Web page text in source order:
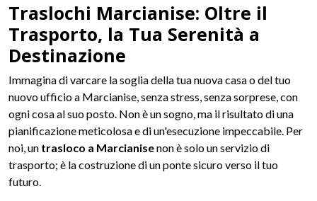
Traslochi Marcianise: Oltre il
Trasporto, la Tua Serenità a
Destinazione
Immagina di varcare la soglia della tua nuova casa o del tuo
nuovo ufficio a Marcianise, senza stress, senza sorprese, con
ogni cosa al suo posto. Non è un sogno, ma il risultato di una
pianificazione meticolosa e di un'esecuzione impeccabile. Per
noi, un trasloco a Marcianisenon è solo un servizio di
trasporto; è la costruzione di un ponte sicuro verso il tuo
futuro.